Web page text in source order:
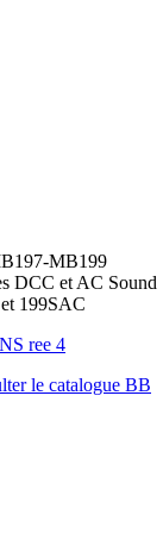
MB199
DCC et AC Sound
199SAC
le catalogue BB